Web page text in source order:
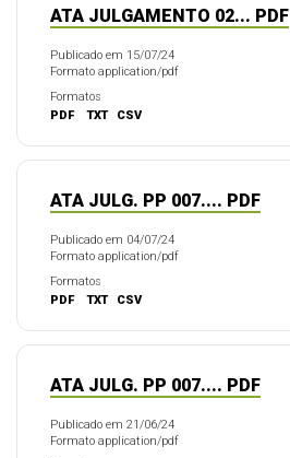
ATA JULGAMENTO 02... PDF
Publicado em 15/07/24
Formato application/pdf
Formatos
PDF
TXT CSV
ATA JULG. PP 007.... PDF
Publicado em 04/07/24
Formato application/pdf
Formatos
PDF
TXT CSV
ATA JULG. PP 007.... PDF
Publicado em 21/06/24
Formato application/pdf